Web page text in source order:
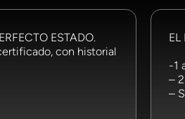
ESTADO.
con historial
EL
-1
–
–